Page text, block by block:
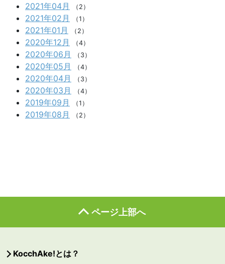
2021年04月 （2）
2021年02月 （1）
2021年01月 （2）
2020年12月 （4）
2020年06月 （3）
2020年05月 （4）
2020年04月 （3）
2020年03月 （4）
2019年09月 （1）
2019年08月 （2）
ページ上部へ
KocchAke!とは？